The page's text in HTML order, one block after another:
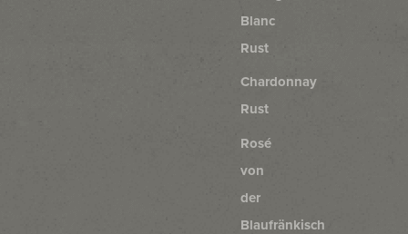
Blanc
Rust
Chardonnay
Rust
Rosé
von
der
Blaufränkisch